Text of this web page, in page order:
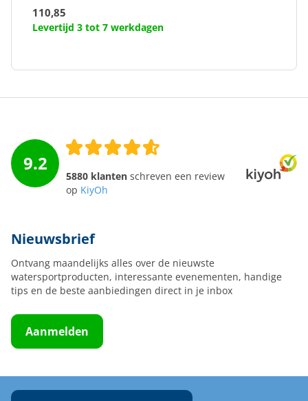
110,85
Levertijd 3 tot 7 werkdagen
9.2
5880 klanten schreven een review
op KiyOh
Nieuwsbrief
Ontvang maandelijks alles over de nieuwste
watersportproducten, interessante evenementen, handige
tips en de beste aanbiedingen direct in je inbox
Aanmelden